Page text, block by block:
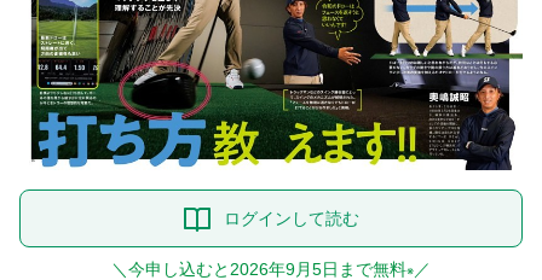
ログインして読む
＼今申し込むと2026年9月5日まで無料※ ／